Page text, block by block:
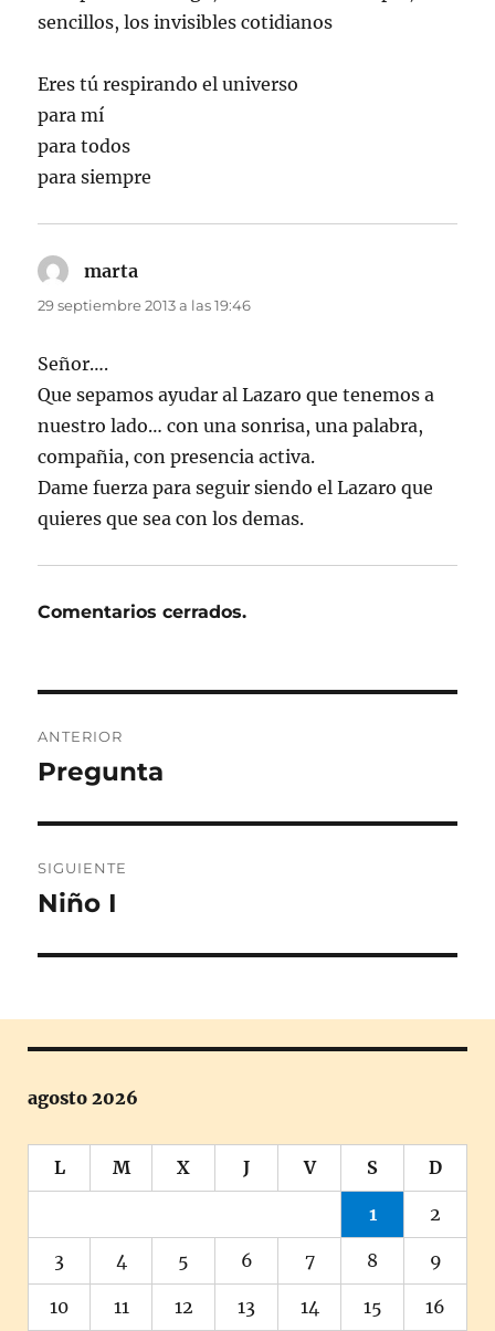
sencillos, los invisibles cotidianos
Eres tú respirando el universo
para mí
para todos
para siempre
marta
29 septiembre 2013 a las 19:46
Señor….
Que sepamos ayudar al Lazaro que tenemos a
nuestro lado… con una sonrisa, una palabra,
compañia, con presencia activa.
Dame fuerza para seguir siendo el Lazaro que
quieres que sea con los demas.
Comentarios cerrados.
de
ANTERIOR
Entrada
Pregunta
SIGUIENTE
Entrada
Niño I
agosto 2026
L M X J V S D
1 2
3 4 5 6 7 8 9
10 11 12 13 14 15 16